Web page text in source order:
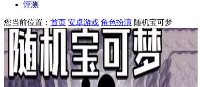
评测
您当前位置： 首页 安卓游戏 角色扮演 随机宝可梦